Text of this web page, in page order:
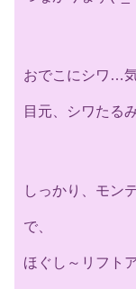
おでこにシワ…
目元、シワたる
しっかり、モン
で、
ほぐし～リフト